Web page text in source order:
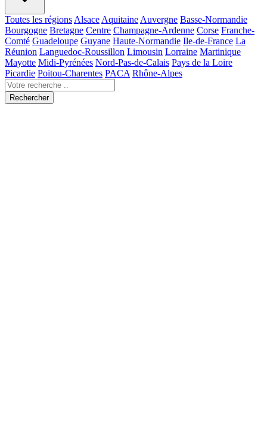
Toutes les régions Alsace Aquitaine Auvergne Basse-Normandie
Bourgogne Bretagne Centre Champagne-Ardenne Corse Franche-
Comté Guadeloupe Guyane Haute-Normandie Ile-de-France La
Réunion Languedoc-Roussillon Limousin Lorraine Martinique
Mayotte Midi-Pyrénées Nord-Pas-de-Calais Pays de la Loire
Picardie Poitou-Charentes PACA Rhône-Alpes
Rechercher